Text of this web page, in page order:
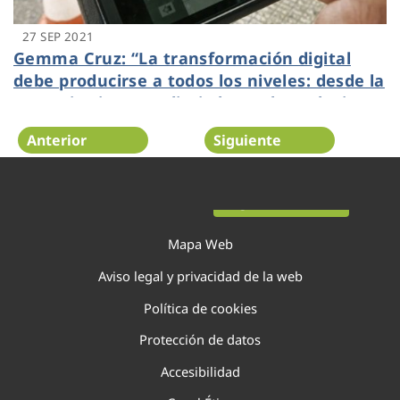
27 SEP 2021
Gemma Cruz: “La transformación digital
debe producirse a todos los niveles: desde la
operativa interna diaria hasta las soluciones
más avanzadas”
Anterior Siguiente
Mapa Web
Aviso legal y privacidad de la web
Política de cookies
Protección de datos
Accesibilidad